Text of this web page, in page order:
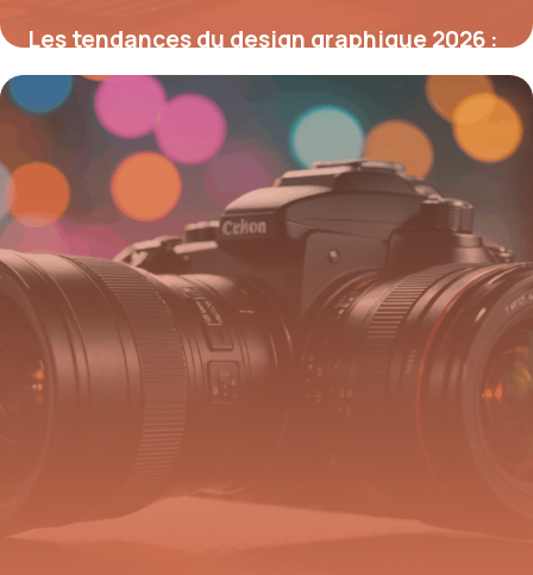
Les tendances du design graphique 2026 :
maîtriser l’art visuel et les outils clés
15 janvier 2026